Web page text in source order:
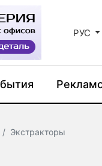
РУС
Экстракторы